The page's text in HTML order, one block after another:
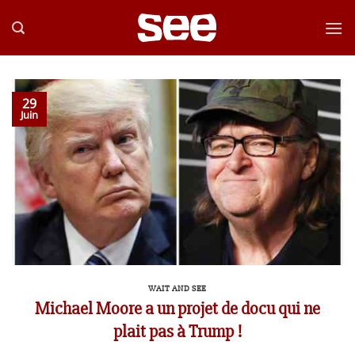
au
29
Juin
WAIT AND SEE
Michael Moore a un projet de docu qui ne
plait pas à Trump !